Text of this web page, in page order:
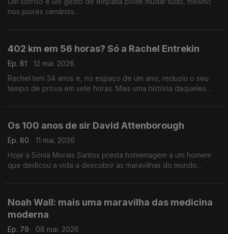
nos piores cenários.
402 km em 56 horas? Só a Rachel Entrekin
Ep. 81
12 mai. 2026
Rachel tem 34 anos e, no espaço de um ano, reduziu o seu
tempo de prova em sete horas. Mais uma história daqueles
Os 100 anos de sir David Attenborough
Ep. 80
11 mai. 2026
Hoje a Sónia Morais Santos presta homenagem a um homem
que dedicou a vida a descobrir as maravilhas do mundo
Noah Wall: mais uma maravilha das medicina
moderna
Ep. 79
08 mai. 2026